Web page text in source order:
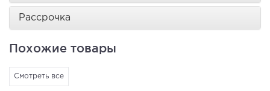
Рассрочка
Похожие товары
Смотреть все